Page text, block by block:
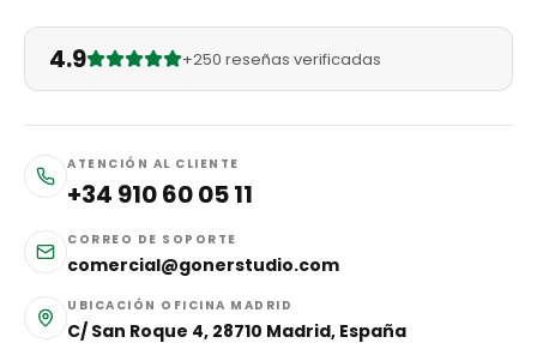
4.9 +250 reseñas verificadas
ATENCIÓN AL CLIENTE
+34 910 60 05 11
CORREO DE SOPORTE
comercial@gonerstudio.com
UBICACIÓN OFICINA MADRID
C/ San Roque 4, 28710 Madrid, España